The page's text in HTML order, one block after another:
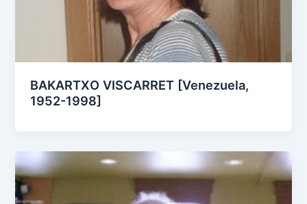
BAKARTXO VISCARRET [Venezuela,
1952-1998]